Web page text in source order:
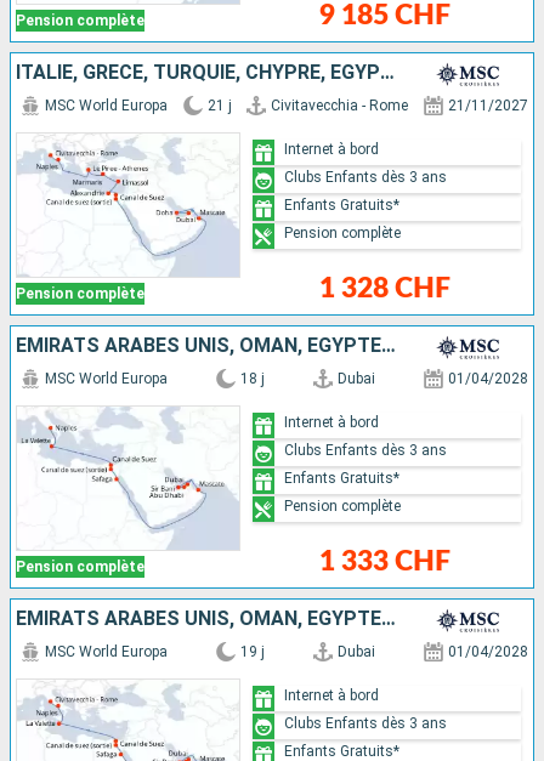
Pension complète 9 185 CHF
ITALIE, GRÈCE, TURQUIE, CHYPRE, EGYPTE, OMAN, QATAR, EMIRATS ARABES UNIS
Pension complète
MSC World Europa 21 j Civitavecchia - Rome 21/11/2027
1 328 CHF
Internet à bord
Clubs Enfants dès 3 ans
Enfants Gratuits*
Pension complète
EMIRATS ARABES UNIS, OMAN, EGYPTE, MALTE, ITALIE
Pension complète
MSC World Europa 18 j Dubai 01/04/2028
1 333 CHF
Internet à bord
Clubs Enfants dès 3 ans
Enfants Gratuits*
Pension complète
EMIRATS ARABES UNIS, OMAN, EGYPTE, MALTE, ITALIE
MSC World Europa 19 j Dubai 01/04/2028
Internet à bord
Clubs Enfants dès 3 ans
Enfants Gratuits*